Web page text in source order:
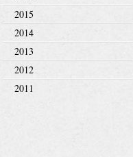
2015
2014
2013
2012
2011